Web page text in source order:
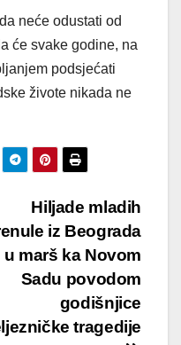
neće odustati od
će svake godine, na
podsjećati
živote nikada ne
Hiljade mladih
iz Beograda
u marš ka Novom
Sadu povodom
godišnjice
tragedije